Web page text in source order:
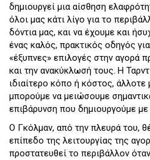
δημιουργεί μια αίσθηση
όλοι μας κάτι λίγο για το
δόντια μας, και να έχουμε και
ένας καλός, πρακτικός οδηγός
«έξυπνες» επιλογές στην αγορά
και την ανακύκλωσή τους. Η
ιδιαίτερο κόπο ή κόστος,
μπορούμε να μειώσουμε
επιβάρυνση που δημιουργούμε με
Ο Γκόλμαν, από την πλευρά του,
επίπεδο της λειτουργίας της
προστατευθεί το περιβάλλον